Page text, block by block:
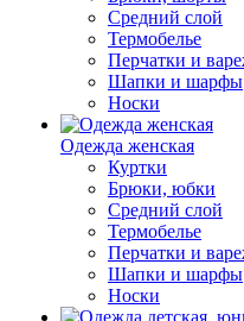
Средний слой
Термобелье
Перчатки и
Шапки и шарфы
Носки
Одежда женская
Куртки
Брюки, юбки
Средний слой
Термобелье
Перчатки и
Шапки и шарфы
Носки